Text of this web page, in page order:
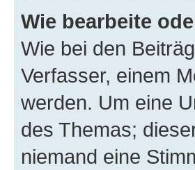
Wie bearbeite
Wie bei den
Verfasser, einem
werden. Um eine
des Themas;
niemand eine